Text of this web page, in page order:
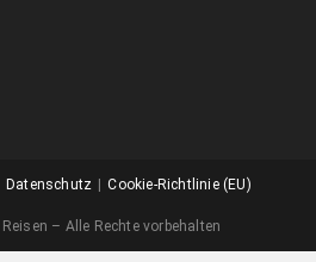
Datenschutz Cookie-Richtlinie (EU)
– Alle Rechte vorbehalten